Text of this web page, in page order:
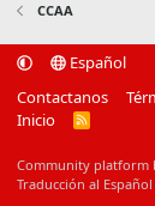
CCAA
Español
Contactanos
Inicio
R
Community platform
Traducción al